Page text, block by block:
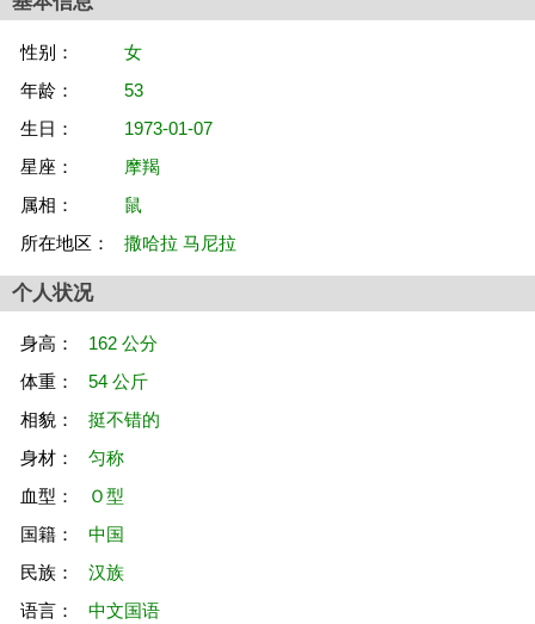
性别：
女
年龄：
53
生日：
1973-01-07
星座：
摩羯
属相：
鼠
所在地区：
撒哈拉 马尼拉
个人状况
身高：
162 公分
体重：
54 公斤
相貌：
挺不错的
身材：
匀称
血型：
Ｏ型
国籍：
中国
民族：
汉族
语言：
中文国语